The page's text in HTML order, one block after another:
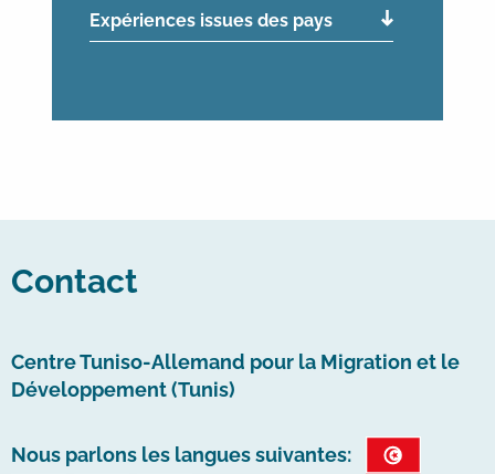
Expériences issues des pays
Contact
Centre Tuniso-Allemand pour la Migration et le
Développement (Tunis)
Nous parlons les langues suivantes: